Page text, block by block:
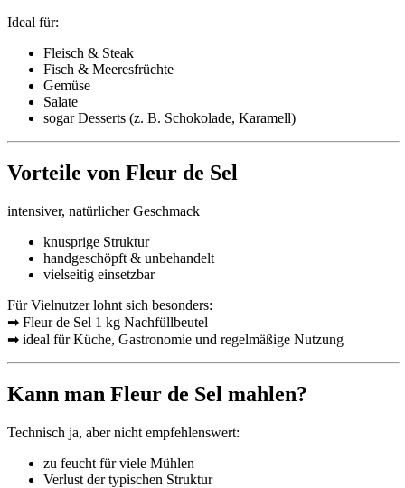
Ideal für:
Fleisch & Steak
Fisch & Meeresfrüchte
Gemüse
Salate
sogar Desserts (z. B. Schokolade, Karamell)
Vorteile von Fleur de Sel
intensiver, natürlicher Geschmack
knusprige Struktur
handgeschöpft & unbehandelt
vielseitig einsetzbar
Für Vielnutzer lohnt sich besonders:
➡ Fleur de Sel 1 kg Nachfüllbeutel
➡ ideal für Küche, Gastronomie und regelmäßige Nutzung
Kann man Fleur de Sel mahlen?
Technisch ja, aber nicht empfehlenswert:
zu feucht für viele Mühlen
Verlust der typischen Struktur